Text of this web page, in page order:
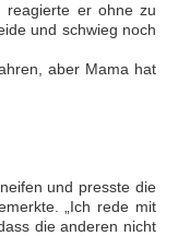
reagierte er ohne zu
und schwieg noch
aber Mama hat
und presste die
„Ich rede mit
die anderen nicht